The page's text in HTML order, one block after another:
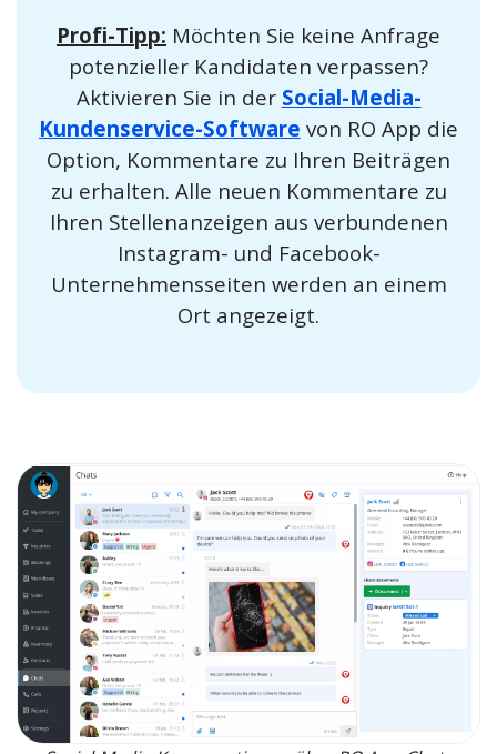
Profi-Tipp: Möchten Sie keine Anfrage
potenzieller Kandidaten verpassen?
Aktivieren Sie in der Social-Media-
Kundenservice-Software von RO App die
Option, Kommentare zu Ihren Beiträgen
zu erhalten. Alle neuen Kommentare zu
Ihren Stellenanzeigen aus verbundenen
Instagram- und Facebook-
Unternehmensseiten werden an einem
Ort angezeigt.